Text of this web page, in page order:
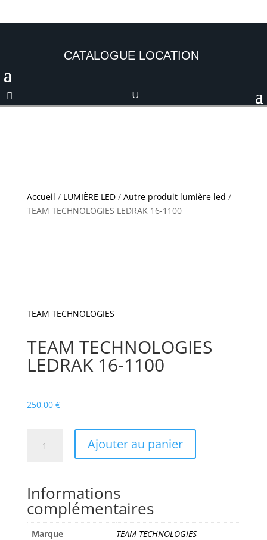
CATALOGUE LOCATION
Accueil / LUMIÈRE LED/ Autre produit lumière led /
TEAM TECHNOLOGIES LEDRAK 16-1100
TEAM TECHNOLOGIES
TEAM TECHNOLOGIES
LEDRAK 16-1100
250,00 €
LEDRAK
16-
1100
Ajouter au panier
Informations
complémentaires
Marque
TEAM TECHNOLOGIES